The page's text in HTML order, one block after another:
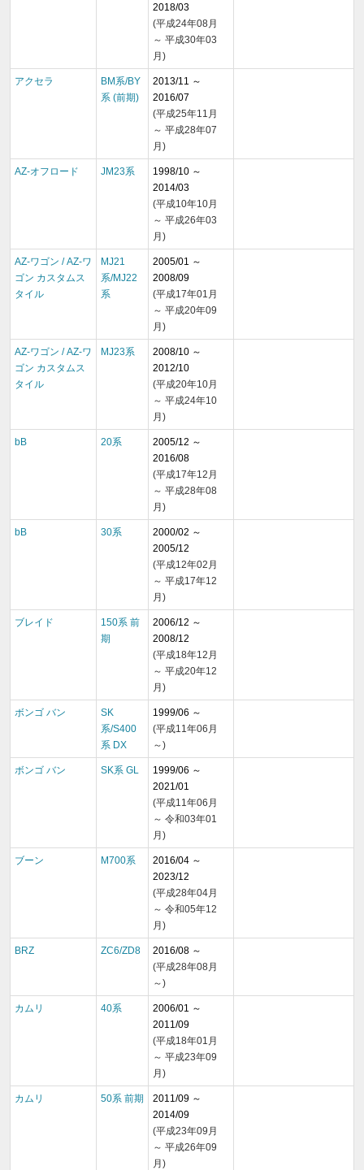
2018/03
(平成24年08月
～ 平成30年03
月)
アクセラ
BM系/BY
系 (前期)
2013/11 ～
2016/07
(平成25年11月
～ 平成28年07
月)
AZ-オフロード JM23系
1998/10 ～
2014/03
(平成10年10月
～ 平成26年03
月)
AZ-ワゴン / AZ-ワ
ゴン カスタムス
タイル
MJ21
系/MJ22
系
2005/01 ～
2008/09
(平成17年01月
～ 平成20年09
月)
AZ-ワゴン / AZ-ワ
ゴン カスタムス
タイル
MJ23系
2008/10 ～
2012/10
(平成20年10月
～ 平成24年10
月)
bB 20系
2005/12 ～
2016/08
(平成17年12月
～ 平成28年08
月)
bB 30系
2000/02 ～
2005/12
(平成12年02月
～ 平成17年12
月)
ブレイド
150系 前
期
2006/12 ～
2008/12
(平成18年12月
～ 平成20年12
月)
ボンゴ バン
SK
系/S400
系 DX
1999/06 ～
(平成11年06月
～)
ボンゴ バン SK系 GL
1999/06 ～
2021/01
(平成11年06月
～ 令和03年01
月)
ブーン M700系
2016/04 ～
2023/12
(平成28年04月
～ 令和05年12
月)
BRZ ZC6/ZD8
2016/08 ～
(平成28年08月
～)
カムリ 40系
2006/01 ～
2011/09
(平成18年01月
～ 平成23年09
月)
カムリ 50系 前期
2011/09 ～
2014/09
(平成23年09月
～ 平成26年09
月)